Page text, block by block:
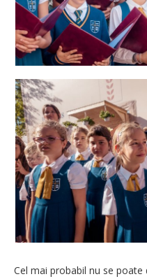
Cel mai probabil nu se poate